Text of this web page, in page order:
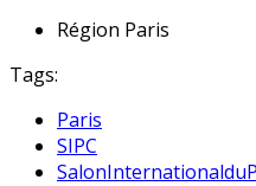
Région Paris
Tags:
Paris
SIPC